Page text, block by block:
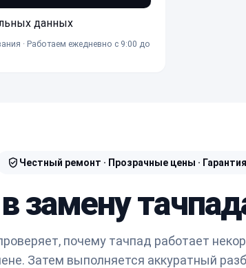
данных
· Работаем ежедневно с 9:00 до
Честный ремонт · Прозрачные цены ·
замену
почему тачпад работает
Затем выполняется аккуратный